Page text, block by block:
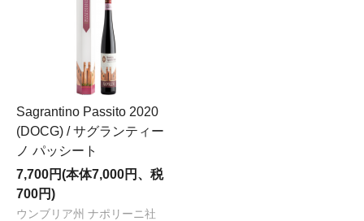
Sagrantino Passito 2020
(DOCG) / サグランティー
ノ パッシート
7,700円(本体7,000円、税
700円)
ウンブリア州 ナポリーニ社